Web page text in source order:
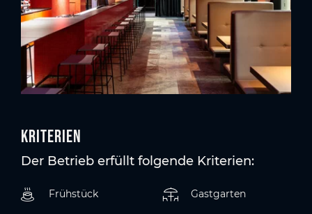
Kriterien
Der Betrieb erfüllt folgende Kriterien:
Frühstück Gastgarten